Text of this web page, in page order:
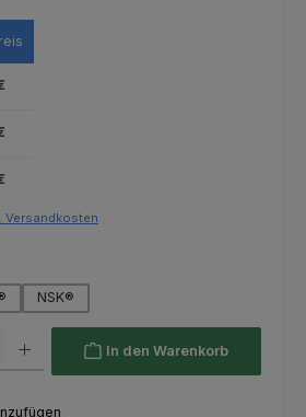
Versandkosten
NSK®
In den Warenkorb